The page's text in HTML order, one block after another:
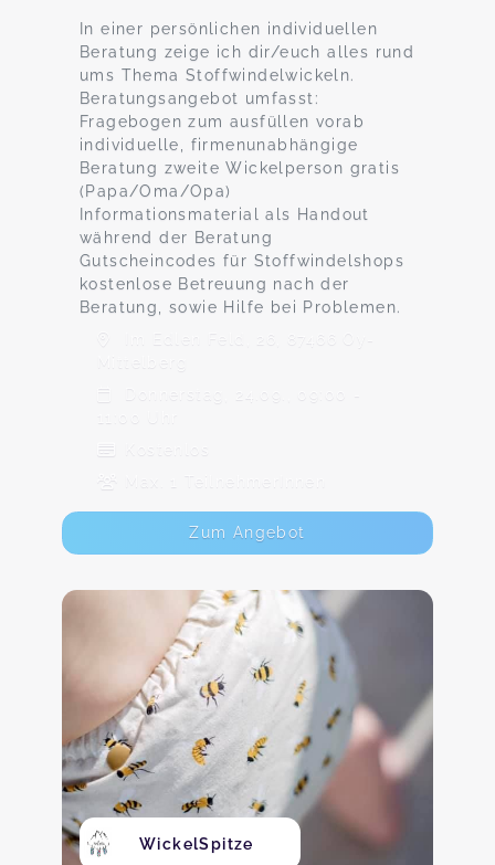
In einer persönlichen individuellen
Beratung zeige ich dir/euch alles rund
ums Thema Stoffwindelwickeln.
Beratungsangebot umfasst:
Fragebogen zum ausfüllen vorab
individuelle, firmenunabhängige
Beratung zweite Wickelperson gratis
(Papa/Oma/Opa)
Informationsmaterial als Handout
während der Beratung
Gutscheincodes für Stoffwindelshops
kostenlose Betreuung nach der
Beratung, sowie Hilfe bei Problemen.
Im Edlen Feld, 26, 87466 Oy-
Donnerstag, 24.09., 09:00 -
11:00 Uhr
Max. 1 TeilnehmerInnen
Zum Angebot
WickelSpitze